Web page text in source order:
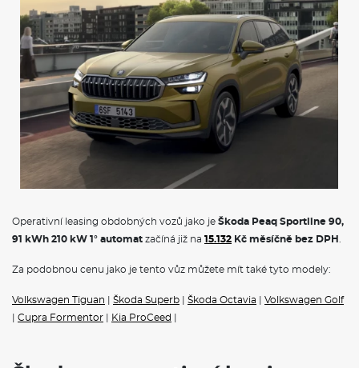
Operativní leasing obdobných vozů jako je Škoda Peaq Sportline 90,
91 kWh 210 kW 1° automat začíná již na 15.132 Kč měsíčně bez DPH
Za podobnou cenu jako je tento vůz můžete mít také tyto modely:
Volkswagen Tiguan Škoda Superb Škoda Octavia
Volkswagen Golf
Cupra Formentor Kia ProCeed